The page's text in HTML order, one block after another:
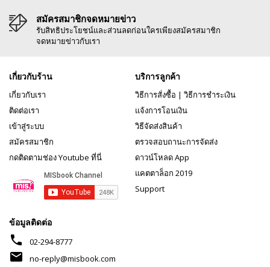
สมัครสมาชิกจดหมายข่าว
รับสิทธิประโยชน์และส่วนลดก่อนใครเพียงสมัครสมาชิก
จดหมายข่าวกับเรา
เกี่ยวกับร้าน
เกี่ยวกับเรา
ติดต่อเรา
เข้าสู่ระบบ
สมัครสมาชิก
กดติดตามช่อง Youtube ที่นี่
บริการลูกค้า
วิธีการสั่งซื้อ | วิธีการชำระเงิน
แจ้งการโอนเงิน
วิธีจัดส่งสินค้า
ตรวจสอบถานะการจัดส่ง
ดาวน์โหลด App
แคตตาล็อก 2019
Support
ข้อมูลติดต่อ
phone 02-294-8777
mail
no-reply@misbook.com